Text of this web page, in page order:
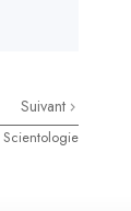
Suivant